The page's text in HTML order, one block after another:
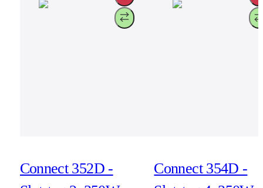
Connect 352D -
Connect 354D -